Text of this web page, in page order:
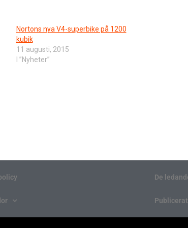
Nortons nya V4-superbike på 1200
kubik
11 augusti, 2015
I ”Nyheter”
De
Publicerat